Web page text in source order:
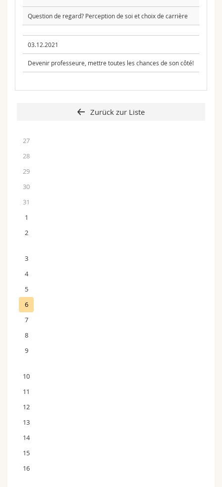
Question de regard? Perception de soi et choix de carrière
03.12.2021
Devenir professeure, mettre toutes les chances de son côté!
Zurück zur Liste
27
28
29
30
31
1
2
3
4
5
6
7
8
9
10
11
12
13
14
15
16